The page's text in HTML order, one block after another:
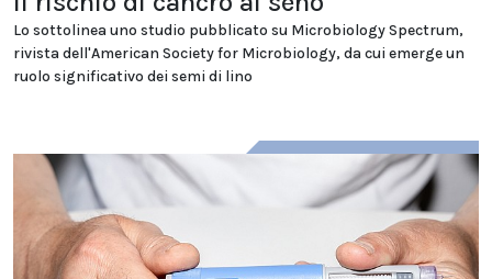
Lo sottolinea uno studio pubblicato su Microbiology Spectrum,
rivista dell'American Society for Microbiology, da cui emerge un
ruolo significativo dei semi di lino